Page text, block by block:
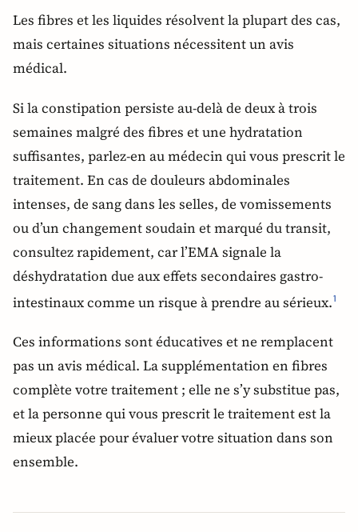
Les fibres et les liquides résolvent la plupart des cas,
mais certaines situations nécessitent un avis
médical.
Si la constipation persiste au-delà de deux à trois
semaines malgré des fibres et une hydratation
suffisantes, parlez-en au médecin qui vous prescrit le
traitement. En cas de douleurs abdominales
intenses, de sang dans les selles, de vomissements
ou d’un changement soudain et marqué du transit,
consultez rapidement, car l’EMA signale la
déshydratation due aux effets secondaires gastro-
intestinaux comme un risque à prendre au sérieux.1
Ces informations sont éducatives et ne remplacent
pas un avis médical. La supplémentation en fibres
complète votre traitement ; elle ne s’y substitue pas,
et la personne qui vous prescrit le traitement est la
mieux placée pour évaluer votre situation dans son
ensemble.